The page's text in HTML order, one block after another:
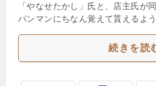
「やなせたかし」氏と、店主氏が
パンマンにちなん覚えて貰えるよ
続きを読